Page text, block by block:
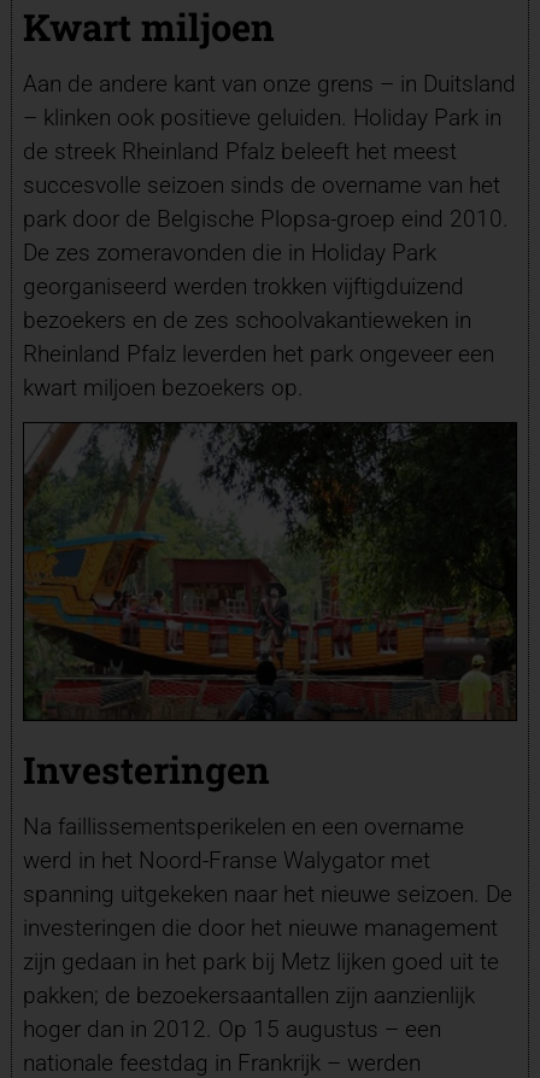
Kwart miljoen
Aan de andere kant van onze grens – in Duitsland
– klinken ook positieve geluiden. Holiday Park in
de streek Rheinland Pfalz beleeft het meest
succesvolle seizoen sinds de overname van het
park door de Belgische Plopsa-groep eind 2010.
De zes zomeravonden die in Holiday Park
georganiseerd werden trokken vijftigduizend
bezoekers en de zes schoolvakantieweken in
Rheinland Pfalz leverden het park ongeveer een
kwart miljoen bezoekers op.
Investeringen
Na faillissementsperikelen en een overname
werd in het Noord-Franse Walygator met
spanning uitgekeken naar het nieuwe seizoen. De
investeringen die door het nieuwe management
zijn gedaan in het park bij Metz lijken goed uit te
pakken; de bezoekersaantallen zijn aanzienlijk
hoger dan in 2012. Op 15 augustus – een
nationale feestdag in Frankrijk – werden